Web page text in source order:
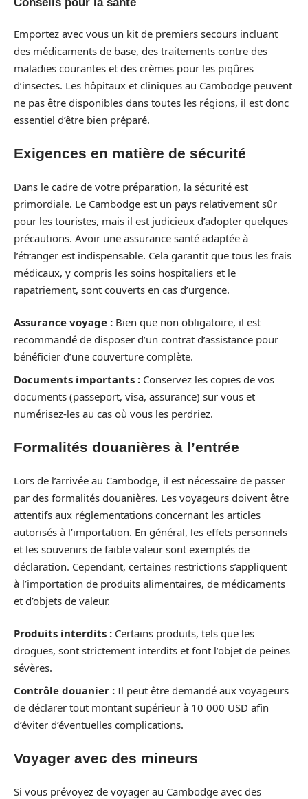
Emportez avec vous un kit de premiers secours incluant
des médicaments de base, des traitements contre des
maladies courantes et des crèmes pour les piqûres
d’insectes. Les hôpitaux et cliniques au Cambodge peuvent
ne pas être disponibles dans toutes les régions, il est donc
essentiel d’être bien préparé.
Exigences en matière de sécurité
Dans le cadre de votre préparation, la sécurité est
primordiale. Le Cambodge est un pays relativement sûr
pour les touristes, mais il est judicieux d’adopter quelques
précautions. Avoir une assurance santé adaptée à
l’étranger est indispensable. Cela garantit que tous les frais
médicaux, y compris les soins hospitaliers et le
rapatriement, sont couverts en cas d’urgence.
Assurance voyage : Bien que non obligatoire, il est
recommandé de disposer d’un contrat d’assistance pour
bénéficier d’une couverture complète.
Documents importants : Conservez les copies de vos
documents (passeport, visa, assurance) sur vous et
numérisez-les au cas où vous les perdriez.
Formalités douanières à l’entrée
Lors de l’arrivée au Cambodge, il est nécessaire de passer
par des formalités douanières. Les voyageurs doivent être
attentifs aux réglementations concernant les articles
autorisés à l’importation. En général, les effets personnels
et les souvenirs de faible valeur sont exemptés de
déclaration. Cependant, certaines restrictions s’appliquent
à l’importation de produits alimentaires, de médicaments
et d’objets de valeur.
Produits interdits : Certains produits, tels que les
drogues, sont strictement interdits et font l’objet de peines
sévères.
Contrôle douanier : Il peut être demandé aux voyageurs
de déclarer tout montant supérieur à 10 000 USD afin
d’éviter d’éventuelles complications.
Voyager avec des mineurs
Si vous prévoyez de voyager au Cambodge avec des